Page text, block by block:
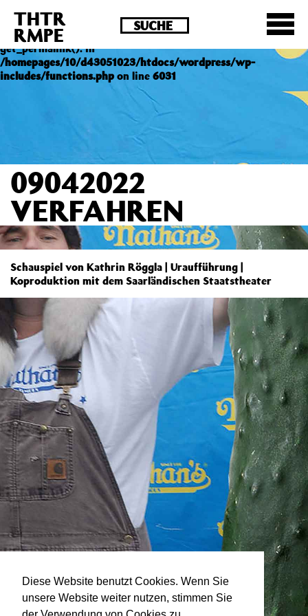
Diese Website benutzt Cookies. Wenn Sie
unsere Website weiter nutzen, stimmen Sie
Deprecated : Die Funktion post_permalink ist seit
Version 4.4.0 veraltet! Verwende stattdessen
get_permalink(). in
/homepages/10/d43051023/htdocs/wordpress/wp-
includes/functions.phpon line 6031
THTR
RMPE
09042022
VERFAHREN
Schauspiel von Kathrin Röggla | Uraufführung |
Koproduktion mit dem Saarländischen Staatstheater